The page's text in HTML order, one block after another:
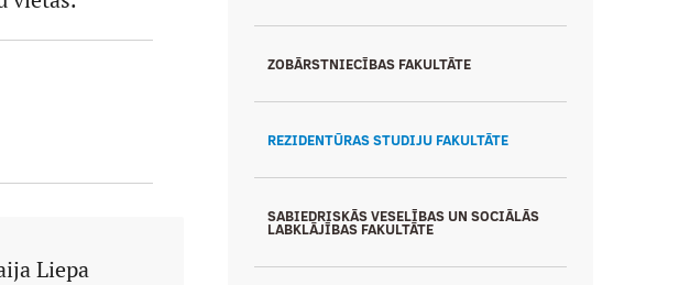
Liepa
ZOBĀRSTNIECĪBAS FAKULTĀTE
REZIDENTŪRAS STUDIJU FAKULTĀTE
SABIEDRISKĀS VESELĪBAS UN SOCIĀLĀS
LABKLĀJĪBAS FAKULTĀTE